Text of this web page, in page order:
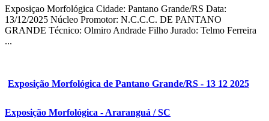
Exposiçao Morfológica Cidade: Pantano Grande/RS Data:
13/12/2025 Núcleo Promotor: N.C.C.C. DE PANTANO
GRANDE Técnico: Olmiro Andrade Filho Jurado: Telmo Ferreira
...
Exposição Morfológica de Pantano Grande/RS - 13 12 2025
Exposição Morfológica - Araranguá / SC